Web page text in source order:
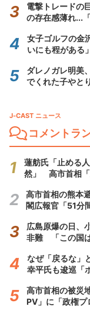
電撃トレードの
の存在感薄れ...
女子ゴルフの金
いにも程がある
ダレノガレ明美
でくれた子やと
J-CAST ニュース
コメントラ
蓮舫氏「止める
然」 高市首相「
高市首相の熊本
閣広報官「51分
広島原爆の日、
非難 「この国は
なぜ「戻るな」
幸平氏も逡巡「
高市首相の被災
PV」に「政権プ